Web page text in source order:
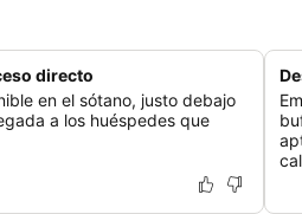
directo
en el sótano, justo debajo
a los huéspedes que